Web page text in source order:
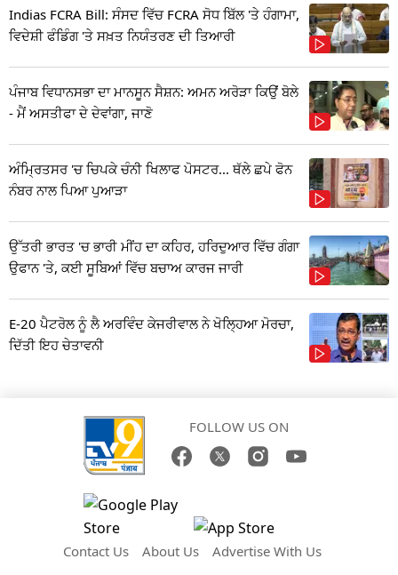
Indias FCRA Bill: ਸੰਸਦ ਵਿੱਚ FCRA ਸੋਧ ਬਿੱਲ 'ਤੇ ਹੰਗਾਮਾ,
ਵਿਦੇਸ਼ੀ ਫੰਡਿੰਗ 'ਤੇ ਸਖ਼ਤ ਨਿਯੰਤਰਣ ਦੀ ਤਿਆਰੀ
ਪੰਜਾਬ ਵਿਧਾਨਸਭਾ ਦਾ ਮਾਨਸੂਨ ਸੈਸ਼ਨ: ਅਮਨ ਅਰੋੜਾ ਕਿਉਂ ਬੋਲੇ
- ਮੈਂ ਅਸਤੀਫਾ ਦੇ ਦੇਵਾਂਗਾ, ਜਾਣੋ
ਅੰਮ੍ਰਿਤਸਰ 'ਚ ਚਿਪਕੇ ਚੰਨੀ ਖਿਲਾਫ ਪੋਸਟਰ... ਥੱਲੇ ਛਪੇ ਫੋਨ
ਨੰਬਰ ਨਾਲ ਪਿਆ ਪੁਆੜਾ
ਉੱਤਰੀ ਭਾਰਤ 'ਚ ਭਾਰੀ ਮੀਂਹ ਦਾ ਕਹਿਰ, ਹਰਿਦੁਆਰ ਵਿੱਚ ਗੰਗਾ
ਉਫਾਨ 'ਤੇ, ਕਈ ਸੂਬਿਆਂ ਵਿੱਚ ਬਚਾਅ ਕਾਰਜ ਜਾਰੀ
E-20 ਪੈਟਰੋਲ ਨੂੰ ਲੈ ਅਰਵਿੰਦ ਕੇਜਰੀਵਾਲ ਨੇ ਖੋਲ੍ਹਿਆ ਮੋਰਚਾ,
ਦਿੱਤੀ ਇਹ ਚੇਤਾਵਨੀ
FOLLOW US ON
Contact Us About Us
Advertise With Us